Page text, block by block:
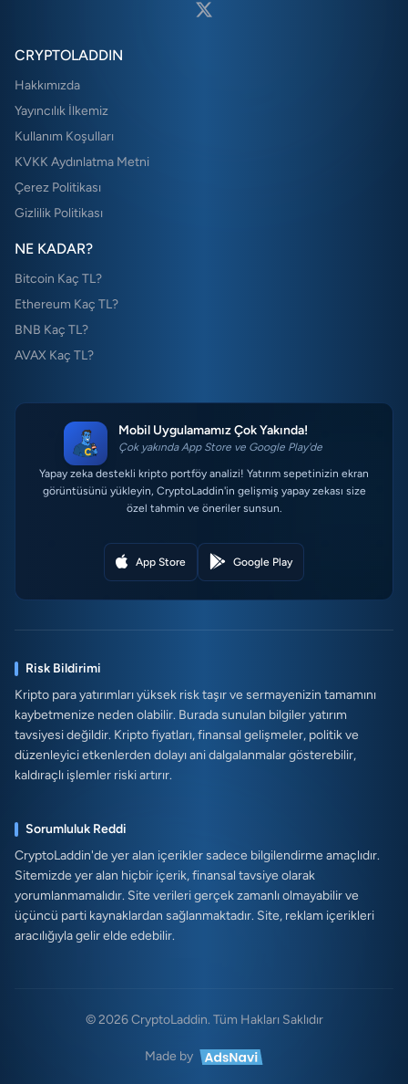
CRYPTOLADDIN
Hakkımızda
Yayıncılık İlkemiz
Kullanım Koşulları
KVKK Aydınlatma Metni
Çerez Politikası
Gizlilik Politikası
NE KADAR?
Bitcoin Kaç TL?
Ethereum Kaç TL?
BNB Kaç TL?
AVAX Kaç TL?
Mobil Uygulamamız Çok Yakında!
Çok yakında App Store ve Google Play'de
Yapay zeka destekli kripto portföy analizi! Yatırım sepetinizin ekran
görüntüsünü yükleyin, CryptoLaddin'in gelişmiş yapay zekası size
özel tahmin ve öneriler sunsun.
App Store Google Play
Risk Bildirimi
Kripto para yatırımları yüksek risk taşır ve sermayenizin tamamını
kaybetmenize neden olabilir. Burada sunulan bilgiler yatırım
tavsiyesi değildir. Kripto fiyatları, finansal gelişmeler, politik ve
düzenleyici etkenlerden dolayı ani dalgalanmalar gösterebilir,
kaldıraçlı işlemler riski artırır.
Sorumluluk Reddi
CryptoLaddin'de yer alan içerikler sadece bilgilendirme amaçlıdır.
Sitemizde yer alan hiçbir içerik, finansal tavsiye olarak
yorumlanmamalıdır. Site verileri gerçek zamanlı olmayabilir ve
üçüncü parti kaynaklardan sağlanmaktadır. Site, reklam içerikleri
aracılığıyla gelir elde edebilir.
© 2026 CryptoLaddin. Tüm Hakları Saklıdır
Made by